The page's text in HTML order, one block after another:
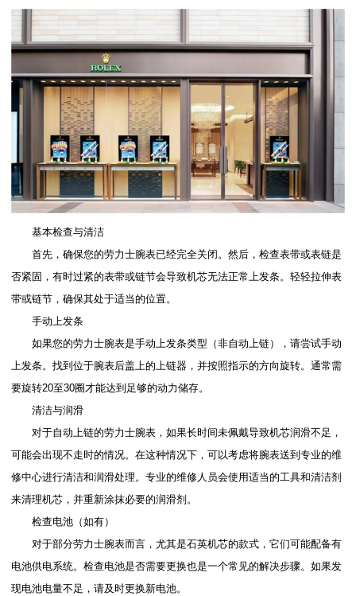
基本检查与清洁
首先，确保您的劳力士腕表已经完全关闭。然后，检查表带或表链是
否紧固，有时过紧的表带或链节会导致机芯无法正常上发条。轻轻拉伸表
带或链节，确保其处于适当的位置。
手动上发条
如果您的劳力士腕表是手动上发条类型（非自动上链），请尝试手动
上发条。找到位于腕表后盖上的上链器，并按照指示的方向旋转。通常需
要旋转20至30圈才能达到足够的动力储存。
清洁与润滑
对于自动上链的劳力士腕表，如果长时间未佩戴导致机芯润滑不足，
可能会出现不走时的情况。在这种情况下，可以考虑将腕表送到专业的维
修中心进行清洁和润滑处理。专业的维修人员会使用适当的工具和清洁剂
来清理机芯，并重新涂抹必要的润滑剂。
检查电池（如有）
对于部分劳力士腕表而言，尤其是石英机芯的款式，它们可能配备有
电池供电系统。检查电池是否需要更换也是一个常见的解决步骤。如果发
现电池电量不足，请及时更换新电池。